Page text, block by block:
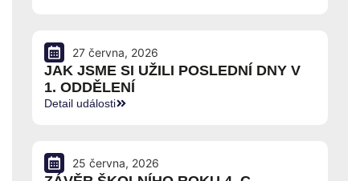
27 června, 2026
JAK JSME SI UŽILI POSLEDNÍ DNY V
1. ODDĚLENÍ
Detail události
25 června, 2026